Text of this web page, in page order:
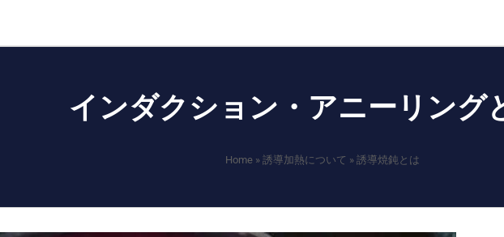
インダクション・アニーリング
Home » 誘導加熱について » 誘導焼鈍とは